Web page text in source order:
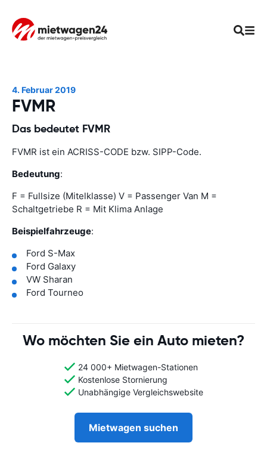
4. Februar 2019
FVMR
Das bedeutet FVMR
FVMR ist ein ACRISS-CODE bzw. SIPP-Code.
Bedeutung:
F = Fullsize (Mitelklasse) V = Passenger Van M =
Schaltgetriebe R = Mit Klima Anlage
Beispielfahrzeuge:
Ford S-Max
Ford Galaxy
VW Sharan
Ford Tourneo
Wo möchten Sie ein Auto mieten?
24 000+ Mietwagen-Stationen
Kostenlose Stornierung
Unabhängige Vergleichswebsite
Mietwagen suchen